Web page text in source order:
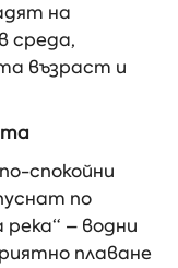
на
среда,
възраст и
спокойни
по
– водни
плаване